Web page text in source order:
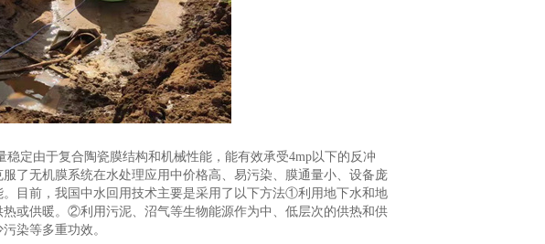
稳定由于复合陶瓷膜结构和机械性能，能有效承受4mp以下的反冲
了无机膜系统在水处理应用中价格高、易污染、膜通量小、设备庞
目前，我国中水回用技术主要是采用了以下方法①利用地下水和地
或供暖。②利用污泥、沼气等生物能源作为中、低层次的供热和供
染等多重功效。